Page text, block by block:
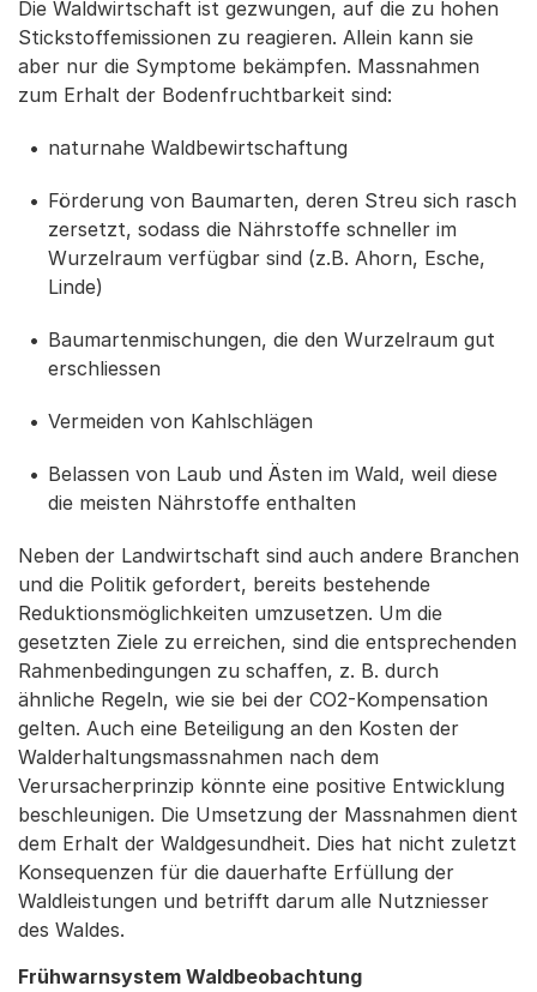
Die Waldwirtschaft ist gezwungen, auf die zu hohen
Stickstoffemissionen zu reagieren. Allein kann sie
aber nur die Symptome bekämpfen. Massnahmen
zum Erhalt der Bodenfruchtbarkeit sind:
naturnahe Waldbewirtschaftung
Förderung von Baumarten, deren Streu sich rasch
zersetzt, sodass die Nährstoffe schneller im
Wurzelraum verfügbar sind (z.B. Ahorn, Esche,
Linde)
Baumartenmischungen, die den Wurzelraum gut
erschliessen
Vermeiden von Kahlschlägen
Belassen von Laub und Ästen im Wald, weil diese
die meisten Nährstoffe enthalten
Neben der Landwirtschaft sind auch andere Branchen
und die Politik gefordert, bereits bestehende
Reduktionsmöglichkeiten umzusetzen. Um die
gesetzten Ziele zu erreichen, sind die entsprechenden
Rahmenbedingungen zu schaffen, z. B. durch
ähnliche Regeln, wie sie bei der CO2-Kompensation
gelten. Auch eine Beteiligung an den Kosten der
Walderhaltungsmassnahmen nach dem
Verursacherprinzip könnte eine positive Entwicklung
beschleunigen. Die Umsetzung der Massnahmen dient
dem Erhalt der Waldgesundheit. Dies hat nicht zuletzt
Konsequenzen für die dauerhafte Erfüllung der
Waldleistungen und betrifft darum alle Nutzniesser
des Waldes.
Frühwarnsystem Waldbeobachtung